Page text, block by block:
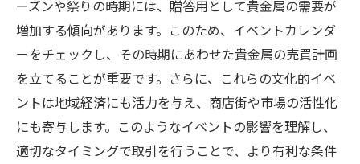
ーズンや祭りの時期には、贈答用として貴金属の需要が
増加する傾向があります。このため、イベントカレンダ
ーをチェックし、その時期にあわせた貴金属の売買計画
を立てることが重要です。さらに、これらの文化的イベ
ントは地域経済にも活力を与え、商店街や市場の活性化
にも寄与します。このようなイベントの影響を理解し、
適切なタイミングで取引を行うことで、より有利な条件